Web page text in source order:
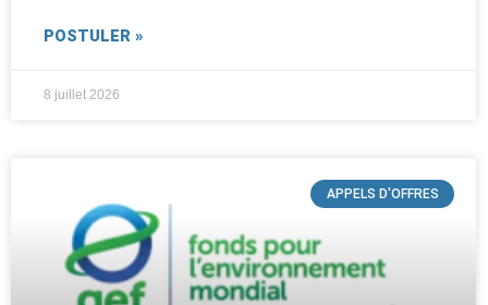
POSTULER »
8 juillet 2026
APPELS D'OFFRES